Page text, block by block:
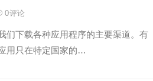
0评论
们下载各种应用程序的主要渠道。有
用只在特定国家的…